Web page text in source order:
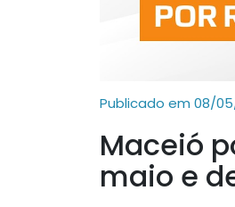
Publicado em 08/
Maceió
maio e